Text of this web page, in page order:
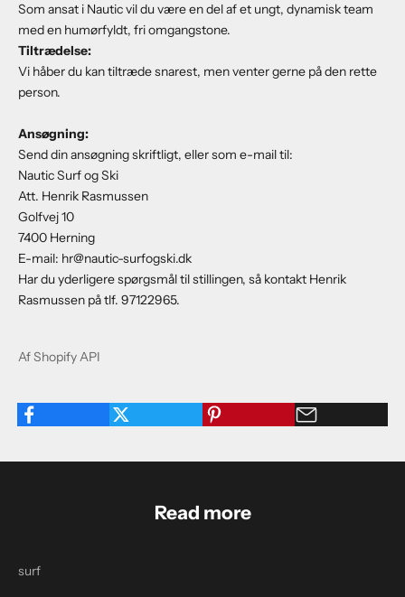
Som ansat i Nautic vil du være en del af et ungt, dynamisk team
med en humørfyldt, fri omgangstone.
Tiltrædelse:
Vi håber du kan tiltræde snarest, men venter gerne på den rette
person.
Ansøgning:
Send din ansøgning skriftligt, eller som e-mail til:
Nautic Surf og Ski
Att. Henrik Rasmussen
Golfvej 10
7400 Herning
E-mail: hr@nautic-surfogski.dk
Har du yderligere spørgsmål til stillingen, så kontakt Henrik
Rasmussen på tlf. 97122965.
Af Shopify API
Read more
surf